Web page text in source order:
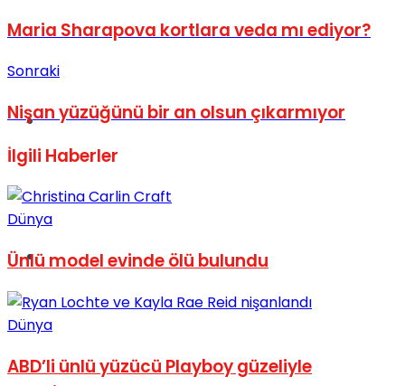
Sinema
Tatil
Maria Sharapova kortlara veda mı ediyor?
Sonraki
Nişan yüzüğünü bir an olsun çıkarmıyor
İlgili Haberler
Dünya
Ünlü model evinde ölü bulundu
Dünya
ABD’li ünlü yüzücü Playboy güzeliyle